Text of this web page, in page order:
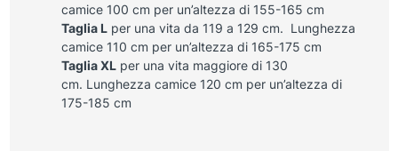
camice 100 cm per un’altezza di 155-165 cm
Taglia Lper una vita da 119 a 129 cm. Lunghezza
camice 110 cm per un’altezza di 165-175 cm
Taglia XLper una vita maggiore di 130
cm. Lunghezza camice 120 cm per un’altezza di
175-185 cm